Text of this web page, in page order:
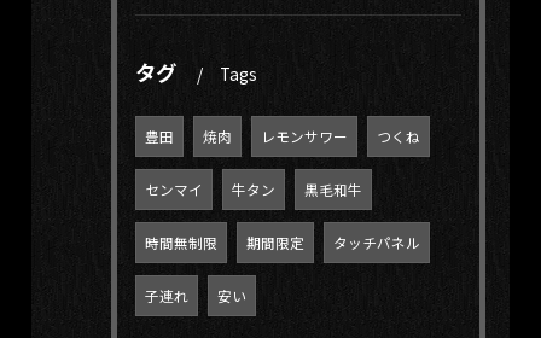
タグ Tags
豊田 焼肉 レモンサワー つくね
センマイ 牛タン 黒毛和牛
時間無制限 期間限定 タッチパネル
子連れ 安い